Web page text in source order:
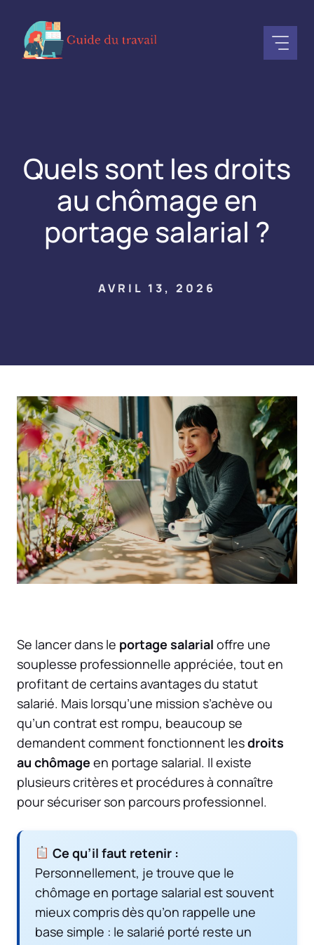
contenu
Quels sont les droits
au chômage en
portage salarial ?
AVRIL 13, 2026
Se lancer dans le portage salarial offre une
souplesse professionnelle appréciée, tout en
profitant de certains avantages du statut
salarié. Mais lorsqu’une mission s’achève ou
qu’un contrat est rompu, beaucoup se
demandent comment fonctionnent lesdroits
au chômage en portage salarial. Il existe
plusieurs critères et procédures à connaître
pour sécuriser son parcours professionnel.
Ce qu’il faut retenir :
Personnellement, je trouve que le
chômage en portage salarial est souvent
mieux compris dès qu’on rappelle une
base simple : le salarié porté reste un